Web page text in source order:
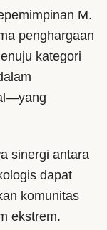
M.
penghargaan
kategori
sinergi antara
dapat
komunitas
ekstrem.